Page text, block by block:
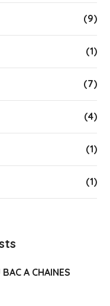
(9)
(1)
(7)
(4)
(1)
(1)
A CHAINES